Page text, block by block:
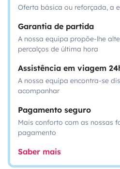
Oferta básica ou reforçada, a
Garantia de partida
A nossa equipa propõe-lhe
percalços de última hora
Assistência em viagem
A nossa equipa encontra-se
acompanhar
Pagamento seguro
Mais conforto com as nossas
pagamento
Saber mais